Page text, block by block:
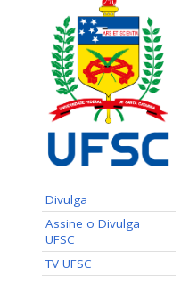
Divulga
Assine o Divulga
UFSC
TV UFSC